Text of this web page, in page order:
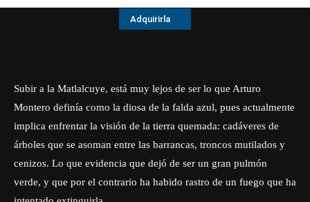
Adquirirla
Subir a la Matlalcuye, está muy lejos de ser lo que Arturo
Montero definía como la diosa de la falda azul, pues actualmente
implica enfrentar la visión de la tierra quemada: cadáveres de
árboles que se asoman entre las barrancas, troncos mutilados y
cenizos. Lo que evidencia que dejó de ser un gran pulmón
verde, y que por el contrario ha habido rastro de un fuego que ha